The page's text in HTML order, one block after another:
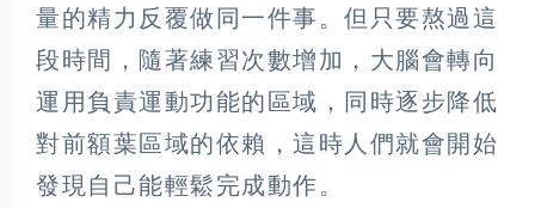
量的精力反覆做同一件事。但只要熬過這
段時間，隨著練習次數增加，大腦會轉向
運用負責運動功能的區域，同時逐步降低
對前額葉區域的依賴，這時人們就會開始
發現自己能輕鬆完成動作。